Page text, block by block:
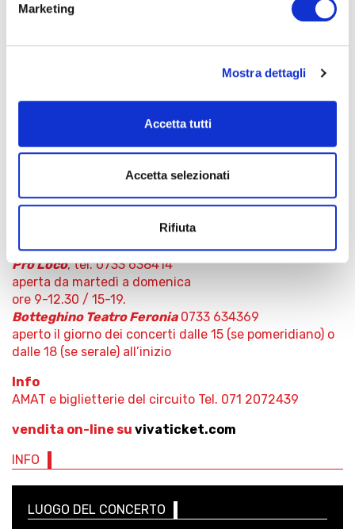
Marketing
Mostra dettagli
Accetta tutti
Accetta selezionati
Rifiuta
Biglietti
Ridotto (abbonati stagione di prosa): € 12
Biglietteria
Pro Loco, tel. 0733 638414
aperta da martedì a domenica
ore 9-12.30 / 15-19.
Botteghino Teatro Feronia0733 634369
aperto il giorno dei concerti dalle 15 (se pomeridiano) o
dalle 18 (se serale) all’inizio
Info
AMAT e biglietterie del circuito Tel. 071 2072439
vendita on-line su vivaticket.com
INFO
LUOGO DEL CONCERTO